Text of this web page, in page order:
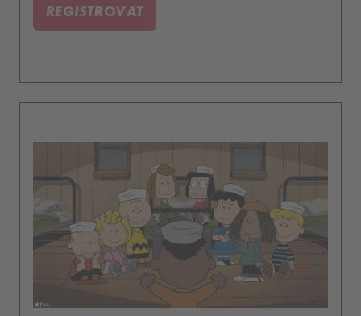
REGISTROVAT